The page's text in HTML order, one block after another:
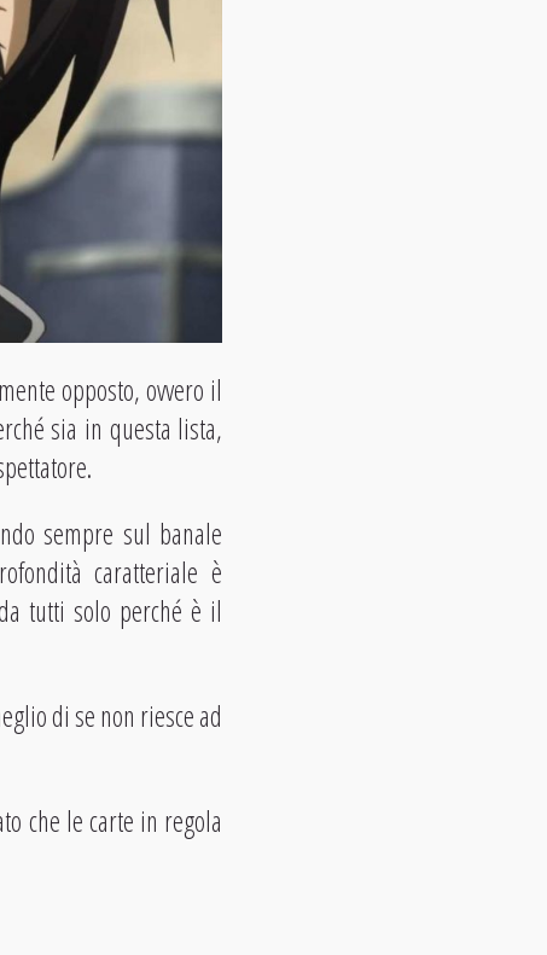
opposto, ovvero il
sia in questa lista,
sempre sul banale
caratteriale è
tutti solo perché è il
di se non riesce ad
che le carte in regola